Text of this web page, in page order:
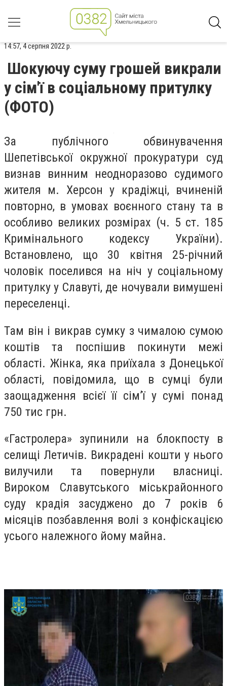
14:57, 4 серпня 2022 р.
Шокуючу суму грошей викрали
у сім'ї в соціальному притулку
(ФОТО)
За публічного обвинувачення
Шепетівської окружної прокуратури суд
визнав винним неодноразово судимого
жителя м. Херсон у крадіжці, вчиненій
повторно, в умовах воєнного стану та в
особливо великих розмірах (ч. 5 ст. 185
Кримінального кодексу України).
Встановлено, що 30 квітня 25-річний
чоловік поселився на ніч у соціальному
притулку у Славуті, де ночували вимушені
переселенці.
Там він і викрав сумку з чималою сумою
коштів та поспішив покинути межі
області. Жінка, яка приїхала з Донецької
області, повідомила, що в сумці були
заощадження всієї її сім’ї у сумі понад
750 тис грн.
«Гастролера» зупинили на блокпосту в
селищі Летичів. Викрадені кошти у нього
вилучили та повернули власниці.
Вироком Славутського міськрайонного
суду крадія засуджено до 7 років 6
місяців позбавлення волі з конфіскацією
усього належного йому майна.